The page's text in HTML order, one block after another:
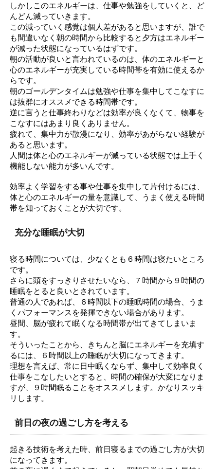
しかしこのエネルギーは、仕事や勉強をしていくと、ど
んどん減っていきます。
この減っていく感覚は個人差があると思いますが、誰で
も間違いなく朝の時間から比較すると夕方はエネルギー
が減った状態になっているはずです。
朝の活動が良いと言われているのは、体のエネルギーと
心のエネルギーが充実している時間帯を有効に使えるか
らです。
朝のゴールデンタイムは勉強や仕事を集中してこなすに
は抜群にオススメできる時間帯です。
逆に言うと仕事終わりなどは効率が良くなくて、物事を
こなすにはあまり良くありません。
疲れて、集中力が散漫になり、効率があがらない経験が
あると思います。
人間は体と心のエネルギーが減っている状態では上手く
機能しない能力が多いんです。
効率よく学習をする事や仕事を集中して片付けるには、
体と心のエネルギーの量を意識して、うまく使える時間
帯を知っておくことが大切です。
充分な睡眠が大切
寝る時間については、少なくとも６時間は寝たいところ
です。
さらに頭をすっきりさせたいなら、７時間から９時間の
睡眠をとると良いとされています。
普通の人であれば、６時間以下の睡眠時間の場合、うま
くパフォーマンスを発揮できない場合があります。
昼間、脳が疲れて眠くなる時間帯が出てきてしまいま
す。
そういったことから、きちんと脳にエネルギーを充填す
るには、６時間以上の睡眠が大切になってきます。
理想を言えば、常に日中眠くならず、集中して効率良く
仕事をこなしたいとすると、時間の確保が大変になりま
すが、９時間眠ることをオススメします。かなりスッキ
リします。
前日の夜の過ごし方を考える
起きる技術を考えた時、前日寝るまでの過ごし方が大切
になってきます。